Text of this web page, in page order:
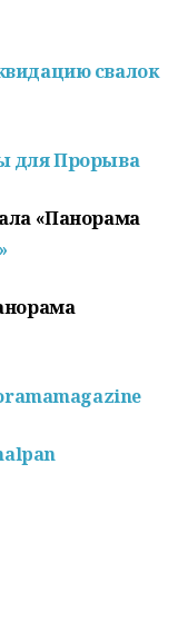
свалок
для Прорыва
«Панорама